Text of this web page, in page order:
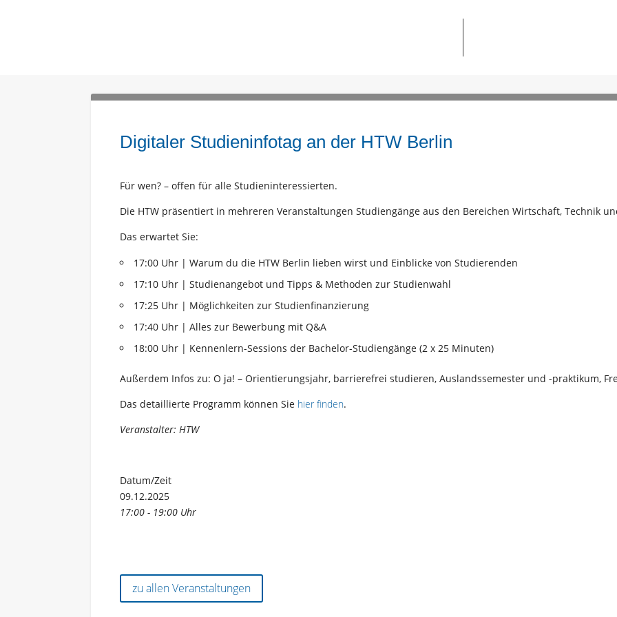
Digitaler Studieninfotag an der HTW Berlin
Für wen? – offen für alle Studieninteressierten.
Die HTW präsentiert in mehreren Veranstaltungen Studiengänge aus den Bereichen Wirtschaft, Technik
Das erwartet Sie:
17:00 Uhr | Warum du die HTW Berlin lieben wirst und Einblicke von Studierenden
17:10 Uhr | Studienangebot und Tipps & Methoden zur Studienwahl
17:25 Uhr | Möglichkeiten zur Studienfinanzierung
17:40 Uhr | Alles zur Bewerbung mit Q&A
18:00 Uhr | Kennenlern-Sessions der Bachelor-Studiengänge (2 x 25 Minuten)
Außerdem Infos zu: O ja! – Orientierungsjahr, barrierefrei studieren, Auslandssemester und -praktikum,
Das detaillierte Programm können Sie hier finden.
Veranstalter: HTW
Datum/Zeit
09.12.2025
17:00 - 19:00 Uhr
zu allen Veranstaltungen